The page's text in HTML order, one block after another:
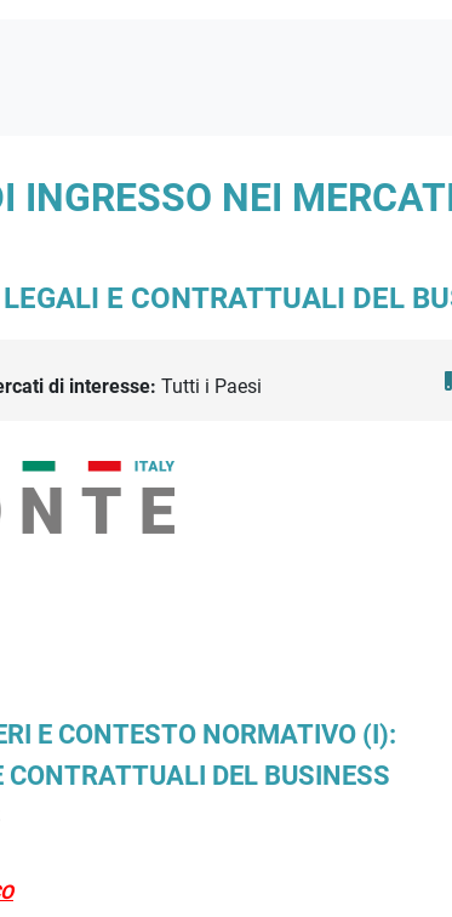
NEI
E CONTRATTUALI DEL
di interesse: Tutti i Paesi
E CONTESTO NORMATIVO (I):
CONTRATTUALI DEL BUSINESS